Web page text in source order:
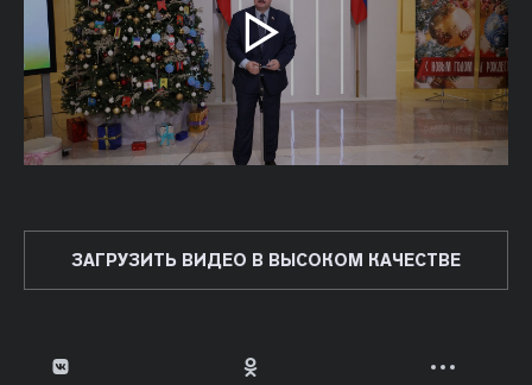
ЗАГРУЗИТЬ ВИДЕО В ВЫСОКОМ КАЧЕСТВЕ